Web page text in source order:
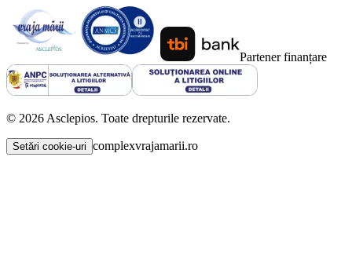
Partener finanțare
© 2026 Asclepios. Toate drepturile rezervate.
Setări cookie-uri complexvrajamarii.ro